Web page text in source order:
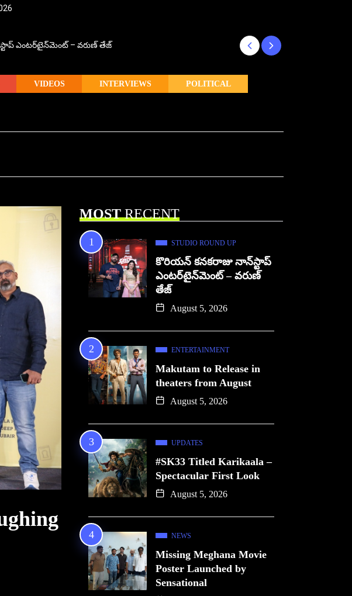
ఎంటర్‌టైన్‌మెంట్ – వరుణ్ తేజ్
VIDEOS INTERVIEWS POLITICAL
MOSTRECENT
STUDIO ROUND UP
కొరియన్ కనకరాజు నాన్‌స్టాప్
ఎంటర్‌టైన్‌మెంట్ – వరుణ్
తేజ్
August 5, 2026
ENTERTAINMENT
Makutam to Release in
theaters from August
August 5, 2026
UPDATES
#SK33 Titled Karikaala –
Spectacular First Look
August 5, 2026
NEWS
Missing Meghana Movie
Poster Launched by
Sensational